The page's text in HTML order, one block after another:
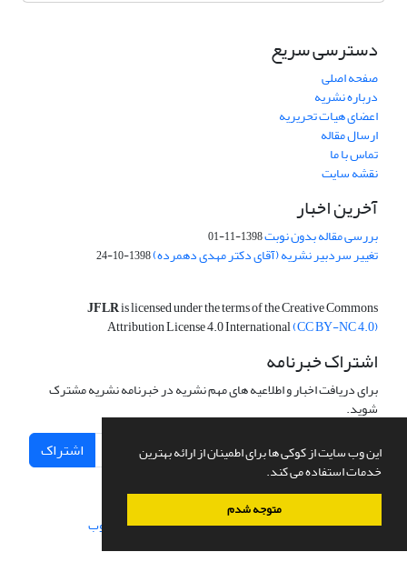
این وب سایت از کوکی ها برای اطمینان از ارائه بهترین
خدمات استفاده می کند.
متوجه شدم
دسترسی سریع
صفحه اصلی
درباره نشریه
اعضای هیات تحریریه
ارسال مقاله
تماس با ما
نقشه سایت
آخرین اخبار
بررسی مقاله بدون نوبت1398-11-01
تغییر سردبیر نشریه (آقای دکتر مهدی دهمرده)1398-10-24
JFLRis licensed under the terms of the Creative Commons
Attribution License 4.0 International(CC BY-NC 4.0)
اشتراک خبرنامه
برای دریافت اخبار و اطلاعیه های مهم نشریه در خبرنامه نشریه مشترک
شوید.
اشتراک
سامانه مدیریت نشریات علمی.طراحی و پیاده سازی از سیناوب